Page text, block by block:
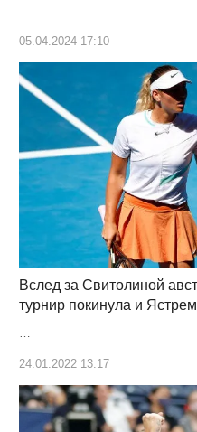
…
05.04.2024 17:10
Вслед за Свитолиной
турнир покинула и
…
24.01.2022 13:17